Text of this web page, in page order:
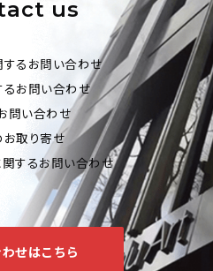
us
するお問い合わせ
るお問い合わせ
問い合わせ
お取り寄せ
関するお問い合わせ
せはこちら